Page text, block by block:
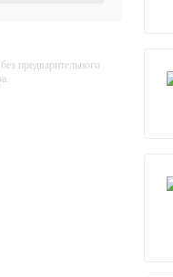
предварительного